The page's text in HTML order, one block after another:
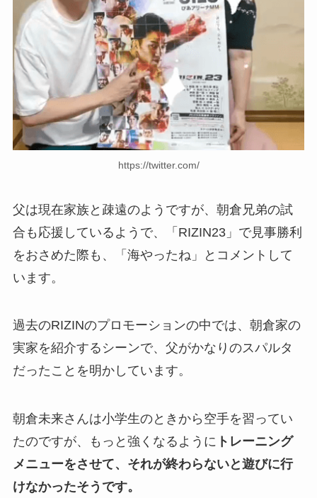
https://twitter.com/
父は現在家族と疎遠のようですが、朝倉兄弟の試
合も応援しているようで、「RIZIN23」で見事勝利
をおさめた際も、「海やったね」とコメントして
います。
過去のRIZINのプロモーションの中では、朝倉家の
実家を紹介するシーンで、父がかなりのスパルタ
だったことを明かしています。
朝倉未来さんは小学生のときから空手を習ってい
たのですが、もっと強くなるように トレーニング
メニューをさせて、それが終わらないと遊びに行
けなかったそうです。